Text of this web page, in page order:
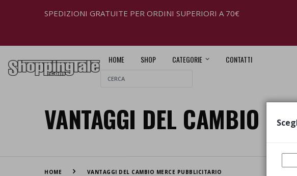
SPEDIZIONI GRATUITE PER ORDINI SUPERIORI A 70€
HOME SHOP CATEGORIE CONTATTI
VANTAGGI DEL CAMBIO
HOME VANTAGGI DEL CAMBIO MERCE PUBBLICITARIO